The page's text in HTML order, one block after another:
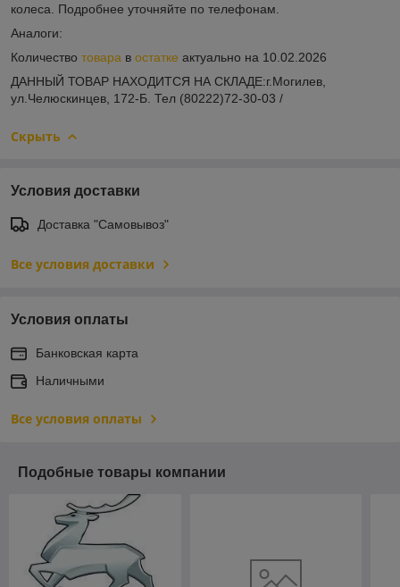
колеса. Подробнее уточняйте по телефонам.
Аналоги:
Количество товара в остатке актуально на 10.02.2026
ДАННЫЙ ТОВАР НАХОДИТСЯ НА СКЛАДE:г.Могилев,
ул.Челюскинцев, 172-Б. Тел (80222)72-30-03 /
Скрыть
Условия доставки
Доставка "Самовывоз"
Все условия доставки
Условия оплаты
Банковская карта
Наличными
Все условия оплаты
Подобные товары компании